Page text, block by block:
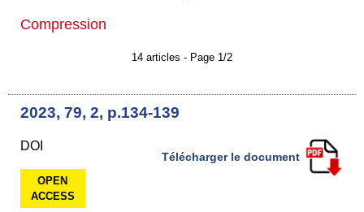
Compression
14 articles - Page 1/2
2023, 79, 2, p.134-139
DOI
Télécharger le document
OPEN
ACCESS